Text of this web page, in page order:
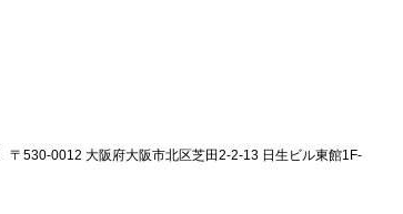
〒530-0012 大阪府大阪市北区芝田2-2-13 日生ビル東館1F-